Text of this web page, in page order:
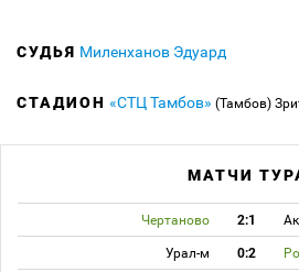
СУДЬЯ Миленханов Эдуард
СТАДИОН «СТЦ Тамбов» (Тамбов)
МАТЧИ
Чертаново 2:1
Урал-м 0:2